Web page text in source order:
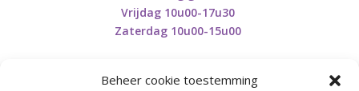
Beheer cookie toestemming
Vrijdag 10u00-17u30
Zaterdag 10u00-15u00